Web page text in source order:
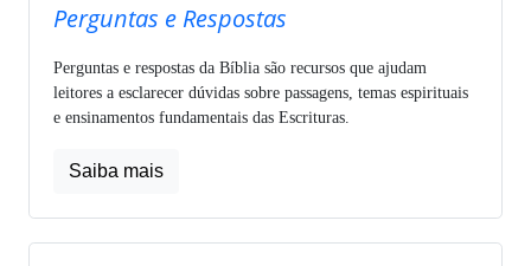
Perguntas e Respostas
Perguntas e respostas da Bíblia são recursos que ajudam
leitores a esclarecer dúvidas sobre passagens, temas espirituais
e ensinamentos fundamentais das Escrituras.
Saiba mais